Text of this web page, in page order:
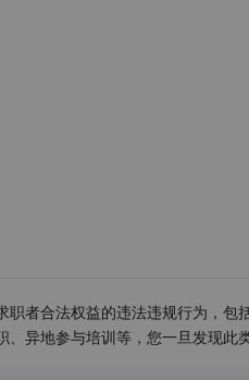
职者合法权益的违法违规行为，
、异地参与培训等，您一旦发现此